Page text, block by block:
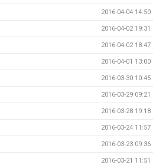
2016-04-04 14:50
2016-04-02 19:31
2016-04-02 18:47
2016-04-01 13:00
2016-03-30 10:45
2016-03-29 09:21
2016-03-28 19:18
2016-03-24 11:57
2016-03-23 09:36
2016-03-21 11:51